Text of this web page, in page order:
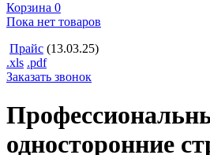
Корзина 0
Пока нет товаров
Прайс (13.03.25)
.xls .pdf
Заказать звонок
односторонние